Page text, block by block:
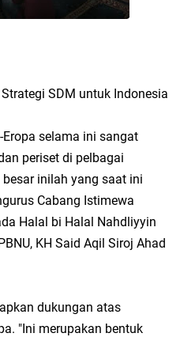
SDM untuk Indonesia
selama ini sangat
periset di pelbagai
inilah yang saat ini
Cabang Istimewa
Halal bi Halal Nahdliyyin
KH Said Aqil Siroj Ahad
dukungan atas
"Ini merupakan bentuk